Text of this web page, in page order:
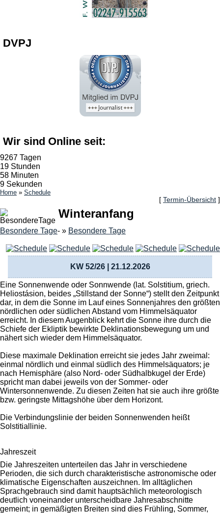
DVPJ
Wir sind Online seit:
9267 Tagen
19 Stunden
58 Minuten
9 Sekunden
Home » Schedule
[ Termin-Übersicht ]
Winteranfang
Besondere Tage- » Besondere Tage
KW 52/26 | 21.12.2026
Eine Sonnenwende oder Sonnwende (lat. Solstitium, griech.
Heliostásion, beides „Stillstand der Sonne“) stellt den Zeitpunkt
dar, in dem die Sonne im Lauf eines Sonnenjahres den größten
nördlichen oder südlichen Abstand vom Himmelsäquator
erreicht. In diesem Augenblick kehrt die Sonne ihre durch die
Schiefe der Ekliptik bewirkte Deklinationsbewegung um und
nähert sich wieder dem Himmelsäquator.
Diese maximale Deklination erreicht sie jedes Jahr zweimal:
einmal nördlich und einmal südlich des Himmelsäquators; je
nach Hemisphäre (also Nord- oder Südhalbkugel der Erde)
spricht man dabei jeweils von der Sommer- oder
Wintersonnenwende. Zu diesen Zeiten hat sie auch ihre größte
bzw. geringste Mittagshöhe über dem Horizont.
Die Verbindungslinie der beiden Sonnenwenden heißt
Solstitiallinie.
Jahreszeit
Die Jahreszeiten unterteilen das Jahr in verschiedene
Perioden, die sich durch charakteristische astronomische oder
klimatische Eigenschaften auszeichnen. Im alltäglichen
Sprachgebrauch sind damit hauptsächlich meteorologisch
deutlich voneinander unterscheidbare Jahresabschnitte
gemeint; in gemäßigten Breiten sind dies Frühling, Sommer,